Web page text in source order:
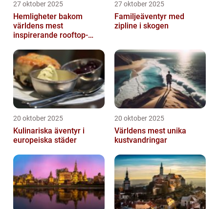
27 oktober 2025
Hemligheter bakom
världens mest
inspirerande rooftop-
27 oktober 2025
Familjeäventyr med
zipline i skogen
20 oktober 2025
Kulinariska äventyr i
europeiska städer
20 oktober 2025
Världens mest unika
kustvandringar